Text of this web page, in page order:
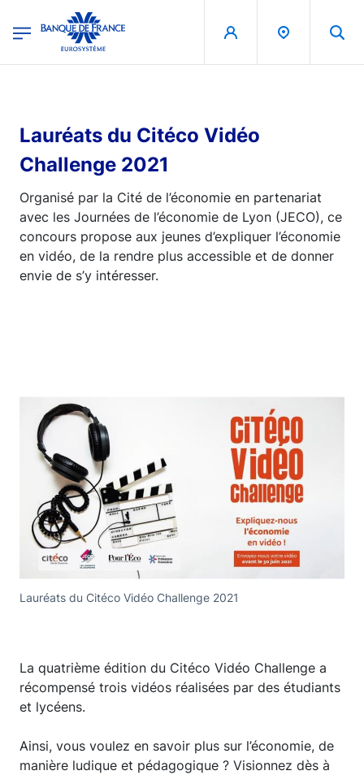
Banque de France - Menu Principal
Lauréats du Citéco Vidéo
Challenge 2021
Organisé par la Cité de l’économie en partenariat
avec les Journées de l’économie de Lyon (JECO), ce
concours propose aux jeunes d’expliquer l’économie
en vidéo, de la rendre plus accessible et de donner
envie de s’y intéresser.
Lauréats du Citéco Vidéo Challenge 2021
La quatrième édition du Citéco Vidéo Challenge a
récompensé trois vidéos réalisées par des étudiants
et lycéens.
Ainsi, vous voulez en savoir plus sur l’économie, de
manière ludique et pédagogique ? Visionnez dès à